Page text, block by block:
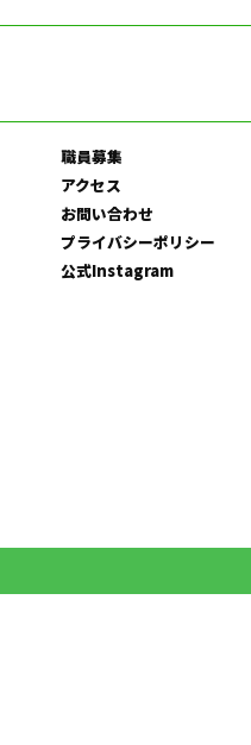
職員募集
アクセス
お問い合わせ
プライバシーポリシー
公式Instagram